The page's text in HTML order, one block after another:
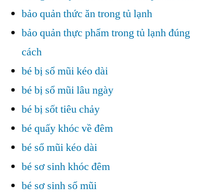
bảo quản thức ăn trong tủ lạnh
bảo quản thực phẩm trong tủ lạnh đúng
cách
bé bị sổ mũi kéo dài
bé bị sổ mũi lâu ngày
bé bị sốt tiêu chảy
bé quấy khóc về đêm
bé sổ mũi kéo dài
bé sơ sinh khóc đêm
bé sơ sinh sổ mũi